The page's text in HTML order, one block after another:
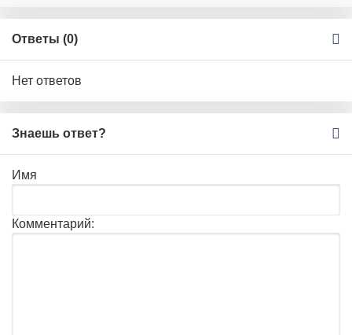
Ответы (0)
Нет ответов
Знаешь ответ?
Имя
Комментарий: